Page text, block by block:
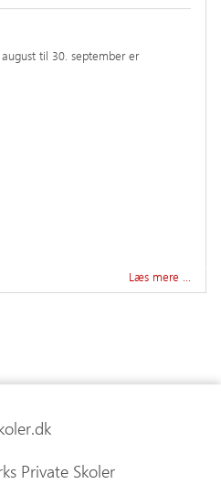
til 30. september er
Læs mere …
Private Skoler